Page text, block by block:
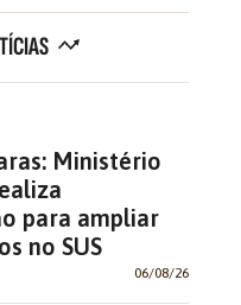
Ministério
para ampliar
no SUS
06/08/26